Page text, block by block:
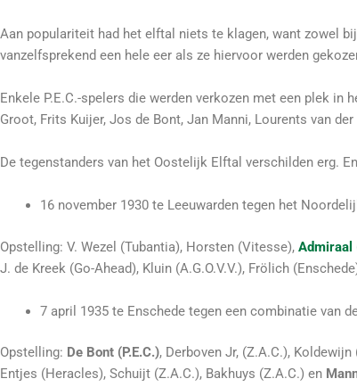
Aan populariteit had het elftal niets te klagen, want zowel
vanzelfsprekend een hele eer als ze hiervoor werden
Enkele P.E.C.-spelers die werden verkozen met een plek
Groot, Frits Kuijer, Jos de Bont, Jan Manni, Lourents van
De tegenstanders van het Oostelijk Elftal verschilden erg.
16 november 1930 te Leeuwarden tegen het
Opstelling: V. Wezel (Tubantia), Horsten (Vitesse), Admiraal
J. de Kreek (Go-Ahead), Kluin (A.G.O.V.V.), Frölich
7 april 1935 te Enschede tegen een combinatie van
Opstelling: De Bont (P.E.C.), Derboven Jr, (Z.A.C.),
Entjes (Heracles), Schuijt (Z.A.C.), Bakhuys (Z.A.C.) en